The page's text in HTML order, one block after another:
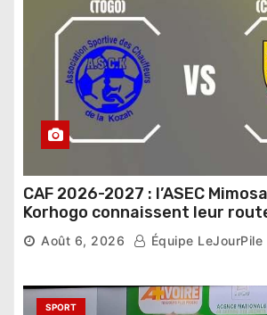
CAF 2026-2027 : l’ASEC
Korhogo connaissent leur
phase de groupes
Août 6, 2026 Équipe LeJourPile
SPORT